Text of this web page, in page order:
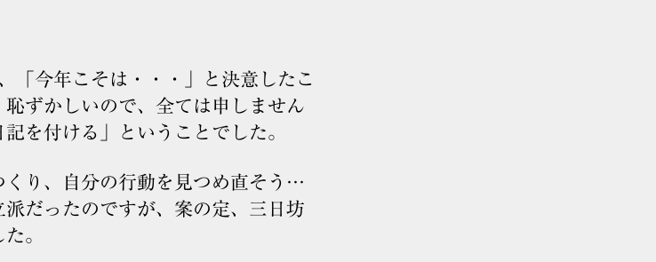
「今年こそは・・・」と決意したこ
恥ずかしいので、全ては申しません
を付ける」ということでした。
くり、自分の行動を見つめ直そう…
派だったのですが、案の定、三日坊
。